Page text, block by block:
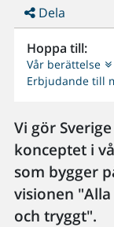
Dela
Hoppa till:
Vår berättelse
Erbjudande till
Vi gör
konceptet i
som bygger
visionen
och tryggt".